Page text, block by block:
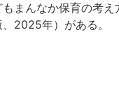
もまんなか保育の考
2025年）がある。